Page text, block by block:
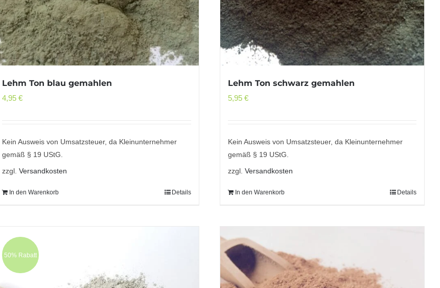
Lehm Ton blau gemahlen
4,95€
Kein Ausweis von Umsatzsteuer, da Kleinunternehmer
gemäß § 19 UStG.
zzgl.Versandkosten
In den Warenkorb Details
Lehm Ton schwarz gemahlen
5,95 €
Kein Ausweis von Umsatzsteuer, da Kleinunternehmer
gemäß § 19 UStG.
zzgl. Versandkosten
In den Warenkorb Details
50% Rabatt